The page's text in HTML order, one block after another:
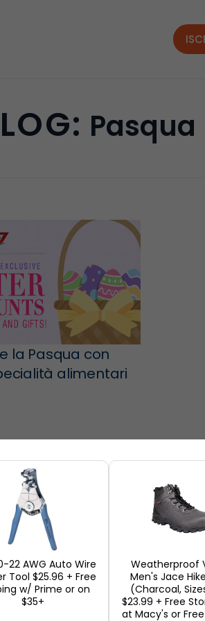
Pasqua
la Pasqua con
alimentari
Negozi
22 AWG Auto Wire
Tool $25.96 + Free
w/ Prime or on
$35+
Weatherproof
Men's Jace
(Charcoal,
$23.99 + Free
at Macy's or